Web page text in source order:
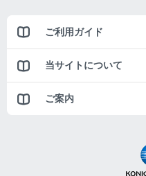
ご利用ガイド
当サイトについて
ご案内